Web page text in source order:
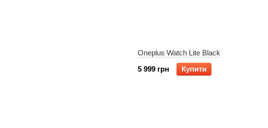
Oneplus Watch Lite Black
5 999 грн
Купити